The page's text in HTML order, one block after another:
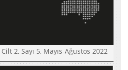
2, Sayı 5, Mayıs-Ağustos 2022